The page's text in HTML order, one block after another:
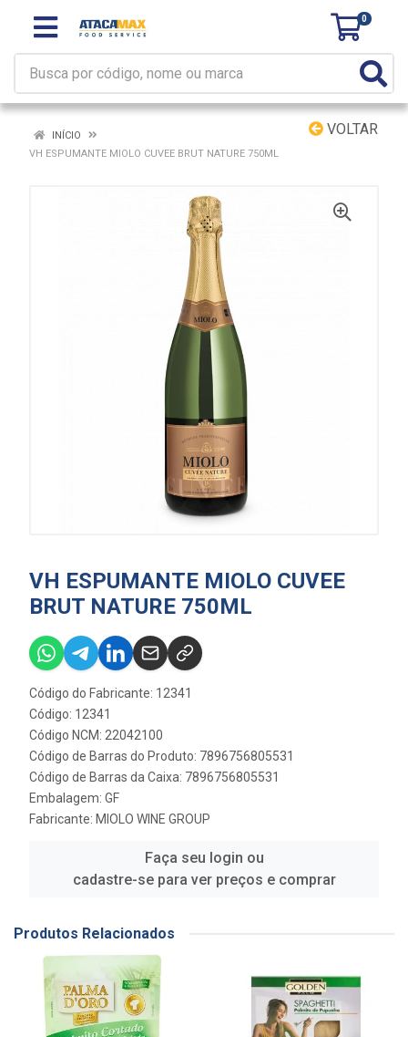
0
VOLTAR
INÍCIO
VH ESPUMANTE MIOLO CUVEE BRUT NATURE 750ML
VH ESPUMANTE MIOLO CUVEE
BRUT NATURE 750ML
Código do Fabricante: 12341
Código: 12341
Código NCM: 22042100
Código de Barras do Produto: 7896756805531
Código de Barras da Caixa: 7896756805531
Embalagem: GF
Fabricante: MIOLO WINE GROUP
Faça seu login ou
cadastre-se para ver preços e comprar
Produtos Relacionados